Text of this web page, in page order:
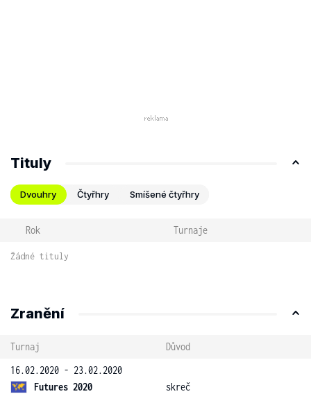
Tituly
Dvouhry Čtyřhry Smíšené čtyřhry
Rok Turnaje
Žádné tituly
Zranění
Turnaj
Důvod
16.02.2020 - 23.02.2020
Futures 2020
skreč